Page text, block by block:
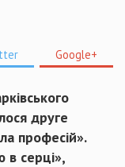
Google+
друге
професій».
в серці»,